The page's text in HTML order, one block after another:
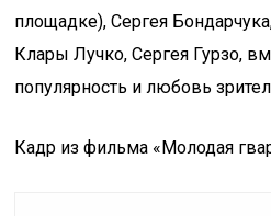
площадке), Сергея
Клары Лучко, Сергея Гурзо,
популярность и любовь
Кадр из фильма «Молодая